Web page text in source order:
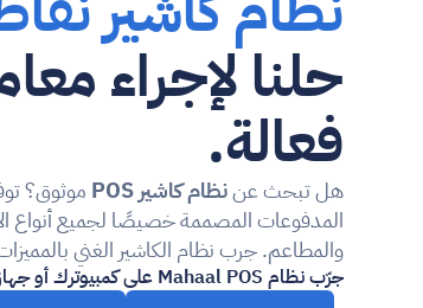
فعالة.
هل تبحث عن نظام كاشير POS
والمطاعم. جرب نظام الكاشير الغني
جرّب نظام Mahaal POS على كمبيوترك أو جهاز الأندرويد الخاص بك اليوم.